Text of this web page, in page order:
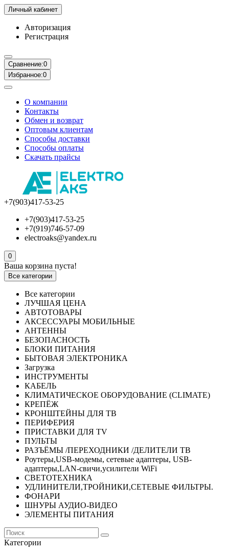
Личный кабинет
Авторизация
Регистрация
Сравнение:0
Избранное:0
О компании
Контакты
Обмен и возврат
Оптовым клиентам
Способы доставки
Способы оплаты
Скачать прайсы
+7(903)417-53-25
+7(903)417-53-25
+7(919)746-57-09
electroaks@yandex.ru
0
Ваша корзина пуста!
Все категории
Все категории
ЛУЧШАЯ ЦЕНА
АВТОТОВАРЫ
АКСЕССУАРЫ МОБИЛЬНЫЕ
АНТЕННЫ
БЕЗОПАСНОСТЬ
БЛОКИ ПИТАНИЯ
БЫТОВАЯ ЭЛЕКТРОНИКА
Загрузка
ИНСТРУМЕНТЫ
КАБЕЛЬ
КЛИМАТИЧЕСКОЕ ОБОРУДОВАНИЕ (CLIMATE)
КРЕПЁЖ
КРОНШТЕЙНЫ ДЛЯ ТВ
ПЕРИФЕРИЯ
ПРИСТАВКИ ДЛЯ TV
ПУЛЬТЫ
РАЗЪЁМЫ /ПЕРЕХОДНИКИ /ДЕЛИТЕЛИ ТВ
Роутеры,USB-модемы, сетевые адаптеры, USB-
адаптеры,LAN-свичи,усилители WiFi
СВЕТОТЕХНИКА
УДЛИНИТЕЛИ,ТРОЙНИКИ,СЕТЕВЫЕ ФИЛЬТРЫ.
ФОНАРИ
ШНУРЫ АУДИО-ВИДЕО
ЭЛЕМЕНТЫ ПИТАНИЯ
Категории